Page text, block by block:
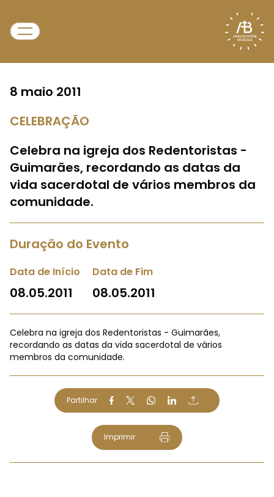
8 maio 2011
CELEBRAÇÃO
Celebra na igreja dos Redentoristas -
Guimarães, recordando as datas da
vida sacerdotal de vários membros da
comunidade.
Duração do Evento
Data de Início
08.05.2011
Data de Fim
08.05.2011
Celebra na igreja dos Redentoristas - Guimarães,
recordando as datas da vida sacerdotal de vários
membros da comunidade.
Partilhar
Imprimir